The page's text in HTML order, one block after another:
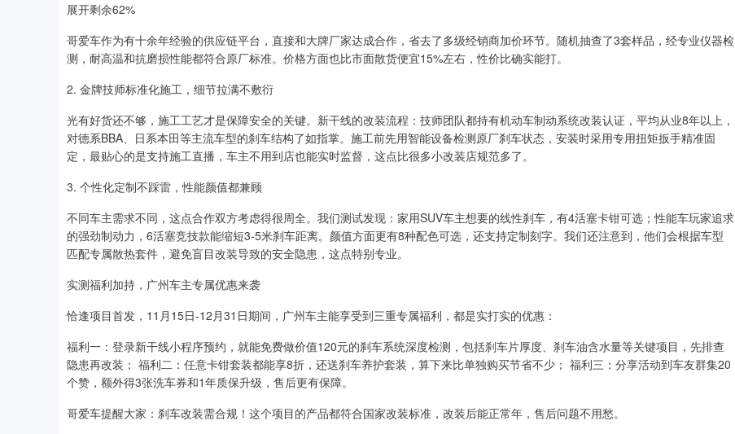
展开剩余62%
哥爱车作为有十余年经验的供应链平台，直接和大牌厂家达成合作，省去了多级经销商加价环节。随机抽查了3套样品，经专业仪器检
测，耐高温和抗磨损性能都符合原厂标准。价格方面也比市面散货便宜15%左右，性价比确实能打。
2. 金牌技师标准化施工，细节拉满不敷衍
光有好货还不够，施工工艺才是保障安全的关键。新干线的改装流程：技师团队都持有机动车制动系统改装认证，平均从业8年以上，
对德系BBA、日系本田等主流车型的刹车结构了如指掌。施工前先用智能设备检测原厂刹车状态，安装时采用专用扭矩扳手精准固
定，最贴心的是支持施工直播，车主不用到店也能实时监督，这点比很多小改装店规范多了。
3. 个性化定制不踩雷，性能颜值都兼顾
不同车主需求不同，这点合作双方考虑得很周全。我们测试发现：家用SUV车主想要的线性刹车，有4活塞卡钳可选；性能车玩家追求
的强劲制动力，6活塞竞技款能缩短3-5米刹车距离。颜值方面更有8种配色可选，还支持定制刻字。我们还注意到，他们会根据车型
匹配专属散热套件，避免盲目改装导致的安全隐患，这点特别专业。
实测福利加持，广州车主专属优惠来袭
恰逢项目首发，11月15日-12月31日期间，广州车主能享受到三重专属福利，都是实打实的优惠：
福利一：登录新干线小程序预约，就能免费做价值120元的刹车系统深度检测，包括刹车片厚度、刹车油含水量等关键项目，先排查
隐患再改装； 福利二：任意卡钳套装都能享8折，还送刹车养护套装，算下来比单独购买节省不少； 福利三：分享活动到车友群集20
个赞，额外得3张洗车券和1年质保升级，售后更有保障。
哥爱车提醒大家：刹车改装需合规！这个项目的产品都符合国家改装标准，改装后能正常年，售后问题不用愁。